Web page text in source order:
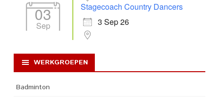
03
Sep
Stagecoach Country Dancers
3 Sep 26
WERKGROEPEN
Badminton